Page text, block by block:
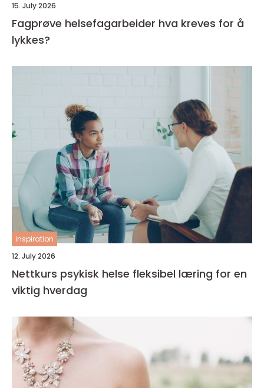
15. July 2026
Fagprøve helsefagarbeider hva kreves for å
lykkes?
inspiration
12. July 2026
Nettkurs psykisk helse fleksibel læring for en
viktig hverdag